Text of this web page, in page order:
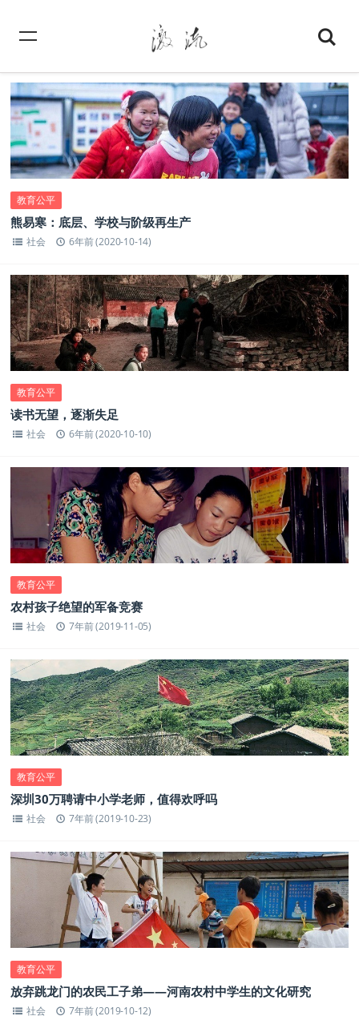
教育公平
熊易寒：底层、学校与阶级再生产
社会 6年前 (2020-10-14)
教育公平
读书无望，逐渐失足
社会 6年前 (2020-10-10)
教育公平
农村孩子绝望的军备竞赛
社会 7年前 (2019-11-05)
教育公平
深圳30万聘请中小学老师，值得欢呼吗
社会 7年前 (2019-10-23)
教育公平
放弃跳龙门的农民工子弟——河南农村中学生的文化研究
社会 7年前 (2019-10-12)